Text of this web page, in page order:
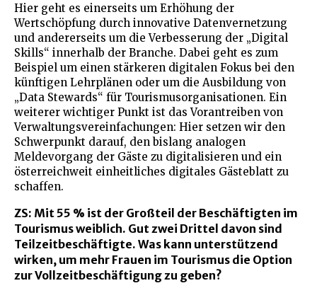
Hier geht es einerseits um Erhöhung der
Wertschöpfung durch innovative Datenvernetzung
und andererseits um die Verbesserung der „Digital
Skills“ innerhalb der Branche. Dabei geht es zum
Beispiel um einen stärkeren digitalen Fokus bei den
künftigen Lehrplänen oder um die Ausbildung von
„Data Stewards“ für Tourismusorganisationen. Ein
weiterer wichtiger Punkt ist das Vorantreiben von
Verwaltungsvereinfachungen: Hier setzen wir den
Schwerpunkt darauf, den bislang analogen
Meldevorgang der Gäste zu digitalisieren und ein
österreichweit einheitliches digitales Gästeblatt zu
schaffen.
ZS: Mit 55 % ist der Großteil der Beschäftigten im
Tourismus weiblich. Gut zwei Drittel davon sind
Teilzeitbeschäftigte. Was kann unterstützend
wirken, um mehr Frauen im Tourismus die Option
zur Vollzeitbeschäftigung zu geben?